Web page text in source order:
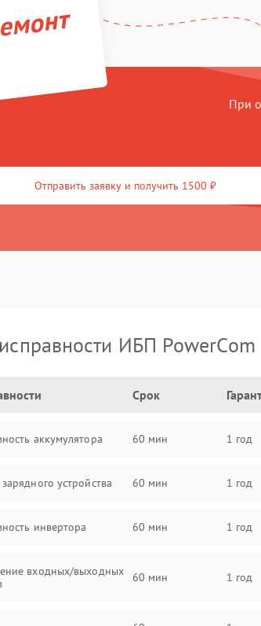
При
Отправить заявку и получить 1500 ₽
ИБП PowerCom
Срок
аккумулятора 60 мин 1 год
устройства 60 мин 1 год
инвертора 60 мин 1 год
входных/выходных
60 мин 1 год